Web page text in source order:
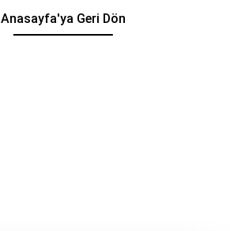
Anasayfa'ya Geri Dön